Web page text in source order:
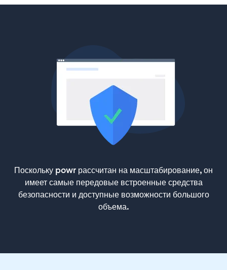
Поскольку powr рассчитан на масштабирование, он
имеет самые передовые встроенные средства
безопасности и доступные возможности большого
объема.